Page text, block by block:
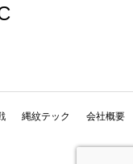
縄紋テック 会社概要